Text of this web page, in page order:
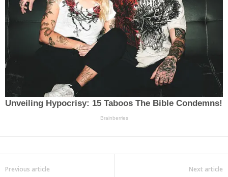
Previous article Next article